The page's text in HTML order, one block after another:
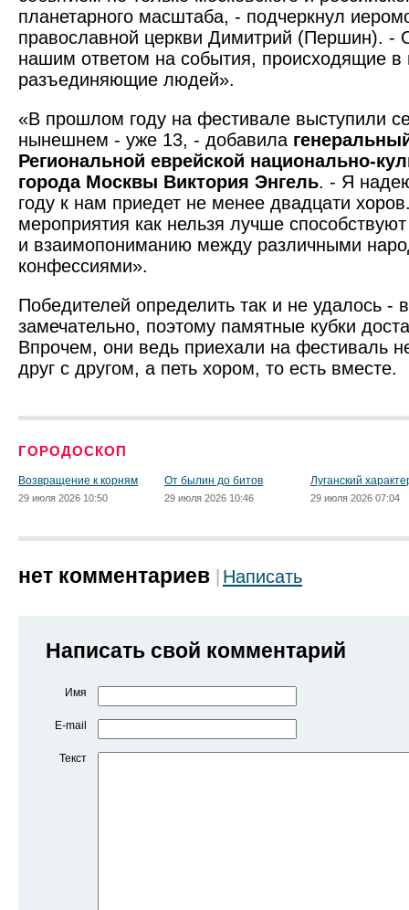
планетарного масштаба, - подчеркнул
православной церкви Димитрий (Першин). -
нашим ответом на события, происходящие в
разъединяющие людей».
«В прошлом году на фестивале выступили
нынешнем - уже 13, - добавила
Региональной еврейской национально-
города Москвы Виктория Энгель. - Я
году к нам приедет не менее двадцати
мероприятия как нельзя лучше
и взаимопониманию между различными
конфессиями».
Победителей определить так и не удалось -
замечательно, поэтому памятные кубки
Впрочем, они ведь приехали на фестиваль
друг с другом, а петь хором, то есть вместе.
ГОРОДОСКОП
Возвращение к корням
29 июля 2026 10:50
От былин до битов
29 июля 2026 10:46
Луганский
29 июля 2026 07:04
нет комментариев Написать
Написать свой комментарий
Имя
E-mail
Текст